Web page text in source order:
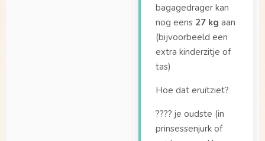
bagagedrager kan
nog eens 27 kg aan
(bijvoorbeeld een
extra kinderzitje of
tas)
Hoe dat eruitziet?
???? je oudste (in
prinsessenjurk of